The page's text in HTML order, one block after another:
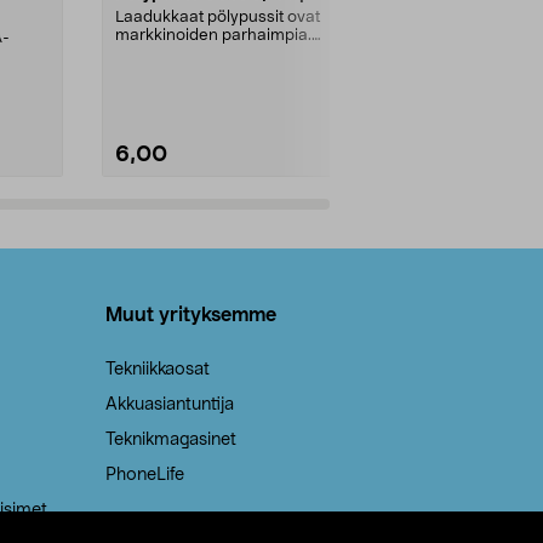
Laadukkaat pölypussit ovat
markkinoiden parhaimpia.
6,00
Muut yrityksemme
Tekniikkaosat
Akkuasiantuntija
Teknikmagasinet
PhoneLife